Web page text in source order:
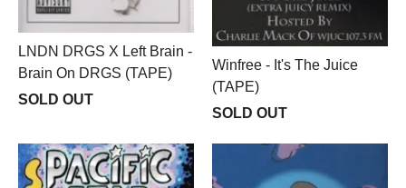
LNDN DRGS X Left Brain -
Brain On DRGS (TAPE)
SOLD OUT
Winfree - It's The Juice
(TAPE)
SOLD OUT